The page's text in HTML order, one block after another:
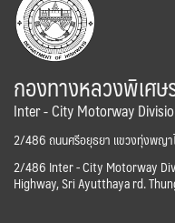
กองทางหลวงพิเศษ
Inter - City Motorway
2/486 ถนนศรีอยุธยา แขวงทุ่งพญา
2/486 Inter - City Motorway
Highway, Sri Ayutthaya rd.